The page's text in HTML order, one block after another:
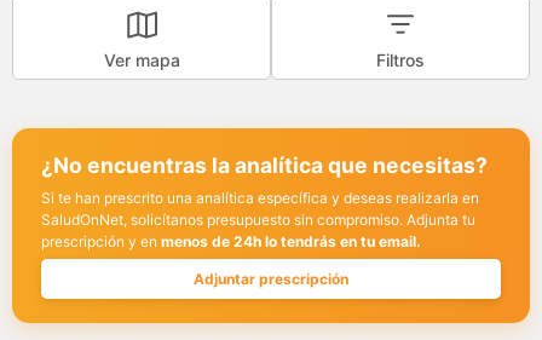
Ver mapa Filtros
¿No encuentras la analítica que necesitas?
Si te han prescrito una analítica específica y deseas realizarla en
SaludOnNet, solicítanos presupuesto sin compromiso. Adjunta tu
prescripción y en menos de 24h lo tendrás en tu email.
Adjuntar prescripción